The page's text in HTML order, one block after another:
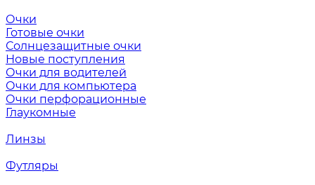
Очки
Готовые очки
Солнцезащитные очки
Новые поступления
Очки для водителей
Очки для компьютера
Очки перфорационные
Глаукомные
Линзы
Футляры